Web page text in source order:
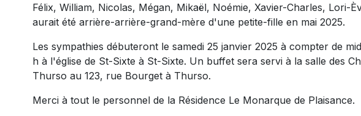
Félix, William, Nicolas, Mégan, Mikaël, Noémie, Xavier-Charles, Lori-
aurait été arrière-arrière-grand-mère d'une petite-fille en mai 2025.
Les sympathies débuteront le samedi 25 janvier 2025 à compter de
h à l'église de St-Sixte à St-Sixte. Un buffet sera servi à la salle des
Thurso au 123, rue Bourget à Thurso.
Merci à tout le personnel de la Résidence Le Monarque de Plaisance.